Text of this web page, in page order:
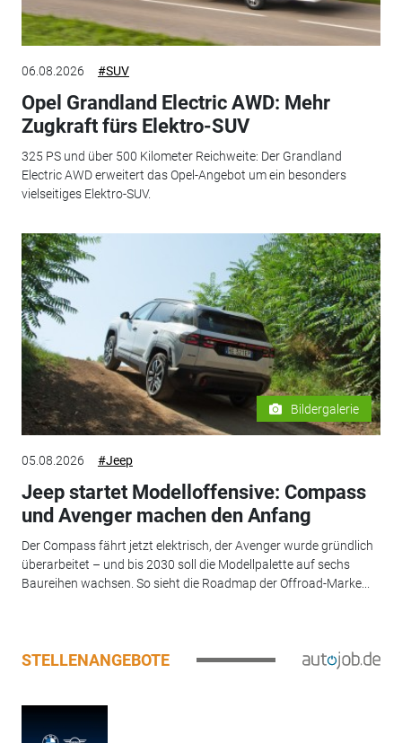
06.08.2026 #SUV
Opel Grandland Electric AWD: Mehr
Zugkraft fürs Elektro-SUV
325 PS und über 500 Kilometer Reichweite: Der Grandland
Electric AWD erweitert das Opel-Angebot um ein besonders
vielseitiges Elektro-SUV.
Bildergalerie
05.08.2026 #Jeep
Jeep startet Modelloffensive: Compass
und Avenger machen den Anfang
Der Compass fährt jetzt elektrisch, der Avenger wurde gründlich
überarbeitet – und bis 2030 soll die Modellpalette auf sechs
Baureihen wachsen. So sieht die Roadmap der Offroad-Marke...
STELLENANGEBOTE